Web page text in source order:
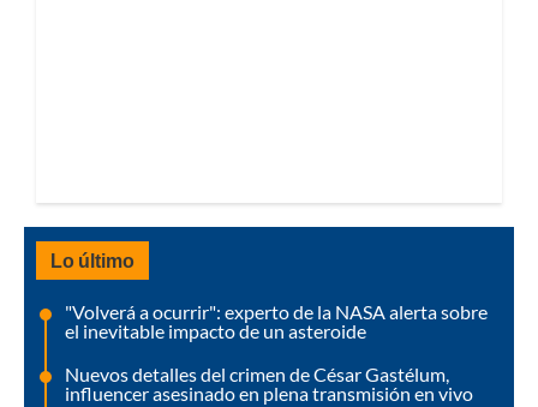
Lo último
"Volverá a ocurrir": experto de la NASA alerta sobre
el inevitable impacto de un asteroide
Nuevos detalles del crimen de César Gastélum,
influencer asesinado en plena transmisión en vivo